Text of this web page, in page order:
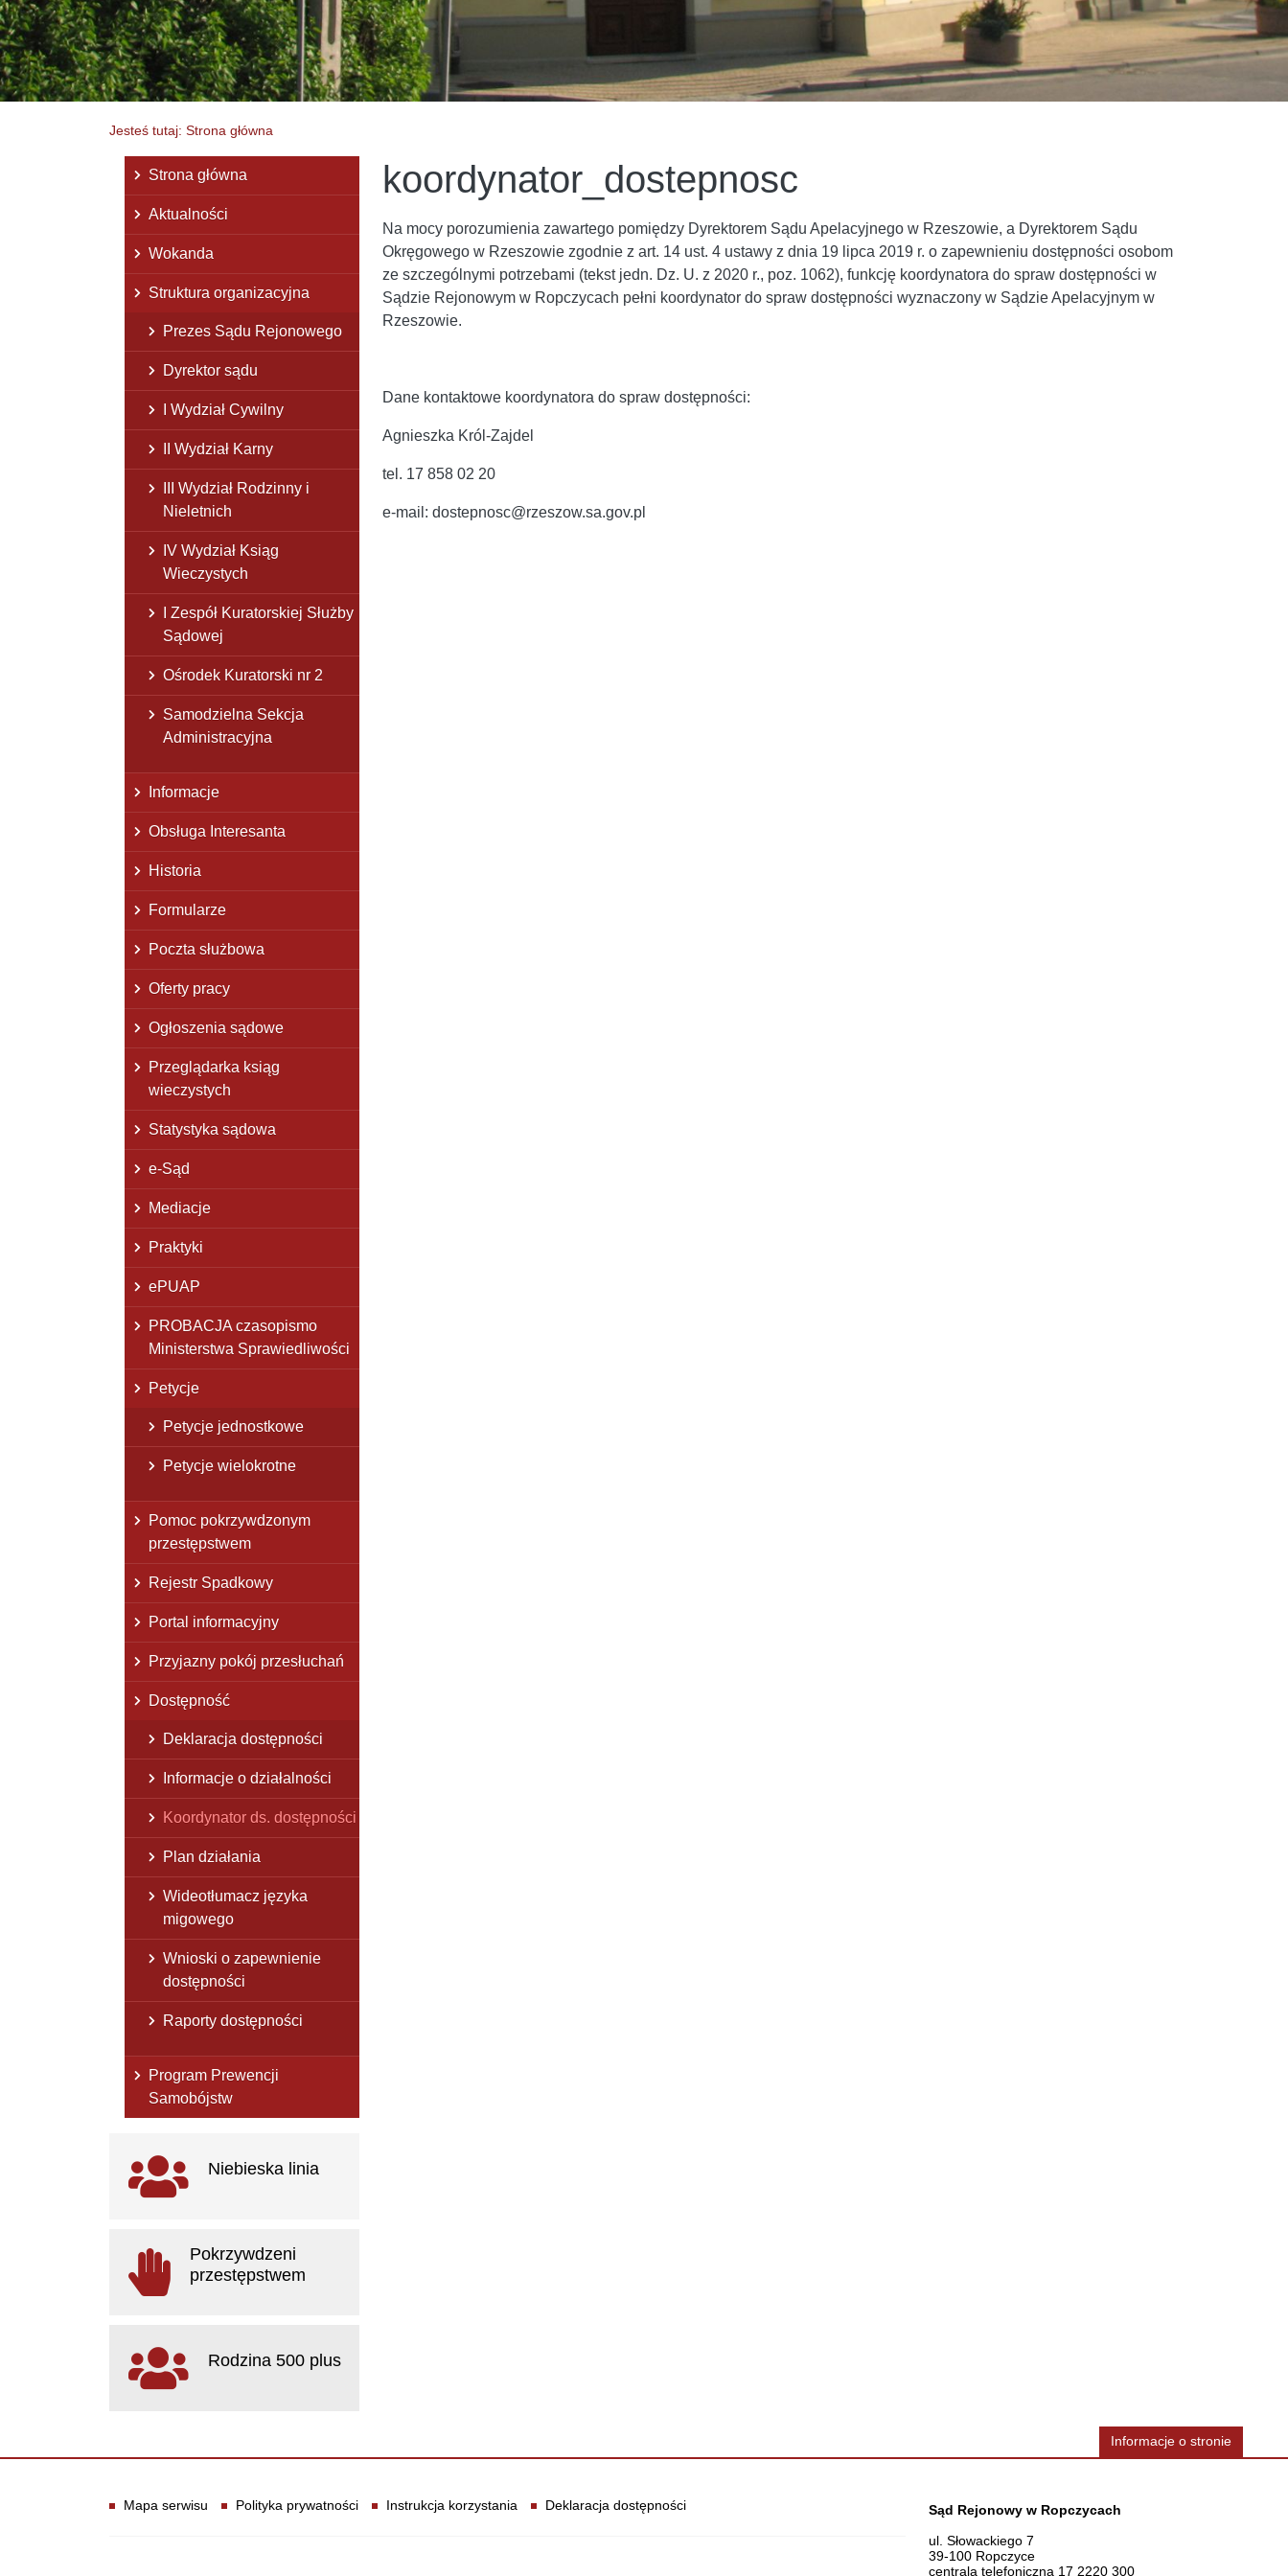
Jesteś tutaj: Strona główna
koordynator_dostepnosc
Na mocy porozumienia zawartego pomiędzy Dyrektorem Sądu Apelacyjnego w Rzeszowie, a Dyrektorem Sądu
Okręgowego w Rzeszowie zgodnie z art. 14 ust. 4 ustawy z dnia 19 lipca 2019 r. o zapewnieniu dostępności osobom
ze szczególnymi potrzebami (tekst jedn. Dz. U. z 2020 r., poz. 1062), funkcję koordynatora do spraw dostępności w
Sądzie Rejonowym w Ropczycach pełni koordynator do spraw dostępności wyznaczony w Sądzie Apelacyjnym w
Rzeszowie.
Dane kontaktowe koordynatora do spraw dostępności:
Agnieszka Król-Zajdel
tel. 17 858 02 20
e-mail: dostepnosc@rzeszow.sa.gov.pl
Menu główne
Strona główna
Aktualności
Wokanda
Struktura organizacyjna
Prezes Sądu Rejonowego
Dyrektor sądu
I Wydział Cywilny
II Wydział Karny
III Wydział Rodzinny i
Nieletnich
IV Wydział Ksiąg
Wieczystych
I Zespół Kuratorskiej Służby
Sądowej
Ośrodek Kuratorski nr 2
Samodzielna Sekcja
Administracyjna
Informacje
Obsługa Interesanta
Historia
Formularze
Poczta służbowa
Oferty pracy
Ogłoszenia sądowe
Przeglądarka ksiąg
wieczystych
Statystyka sądowa
e-Sąd
Mediacje
Praktyki
ePUAP
PROBACJA czasopismo
Ministerstwa Sprawiedliwości
Petycje
Petycje jednostkowe
Petycje wielokrotne
Pomoc pokrzywdzonym
przestępstwem
Rejestr Spadkowy
Portal informacyjny
Przyjazny pokój przesłuchań
Dostępność
Deklaracja dostępności
Informacje o działalności
Koordynator ds. dostępności
Plan działania
Wideotłumacz języka
migowego
Wnioski o zapewnienie
dostępności
Raporty dostępności
Program Prewencji
Samobójstw
Ważne linki
Niebieska linia
Pokrzywdzeni
przestępstwem
Rodzina 500 plus
Informacje o stronie
Informacje
Mapa serwisu Polityka prywatności Instrukcja korzystania Deklaracja dostępności Dane teleadresowe
Sąd Rejonowy w Ropczycach
ul. Słowackiego 7
39-100 Ropczyce
centrala telefoniczna 17 2220 300